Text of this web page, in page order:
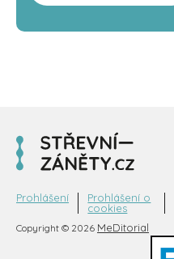
Copyright © 2026 MeDitorial
Prohlášení
Prohlášení o
cookies